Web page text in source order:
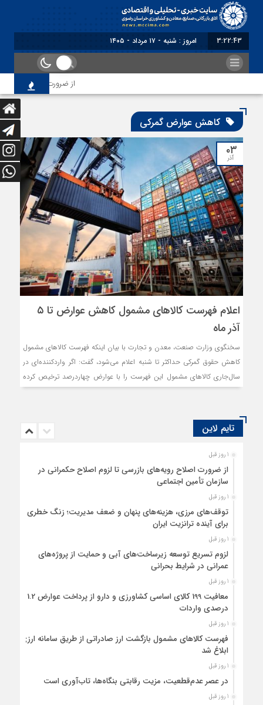
3:22:43 امروز : شنبه - ۱۷ مرداد - ۱۴۰۵
از ضرورت اصلاح
کاهش عوارض گمرکی
۰۳
آذر
اعلام فهرست کالاهای مشمول کاهش عوارض تا ۵
آذر ماه
سخنگوی وزارت صنعت، معدن و تجارت با بیان اینکه فهرست کالاهای مشمول
کاهش حقوق گمرکی حداکثر تا شنبه اعلام می‌شود، گفت: اگر واردکننده‌‌‌‌‌ای در
سال‌جاری کالاهای مشمول این فهرست را با عوارض چهار‌درصد ترخیص کرده
تایم لاین
1 روز قبل
از ضرورت اصلاح رویه‌های بازرسی تا لزوم اصلاح حکمرانی در
سازمان تأمین اجتماعی
1 روز قبل
توقف‌های مرزی، هزینه‌های پنهان و ضعف مدیریت؛ زنگ خطری
برای آینده ترانزیت ایران
1 روز قبل
لزوم تسریع توسعه زیرساخت‌های آبی و حمایت از پروژه‌های
عمرانی در شرایط بحرانی
1 روز قبل
معافیت 199 کالای اساسی کشاورزی و دارو از پرداخت عوارض 1.2
درصدی واردات
1 روز قبل
فهرست کالاهای مشمول بازگشت ارز صادراتی از طریق سامانه ارزی
ابلاغ شد
1 روز قبل
در عصر عدم‌قطعیت، مزیت رقابتی بنگاه‌ها، تاب‌آوری است
1 روز قبل